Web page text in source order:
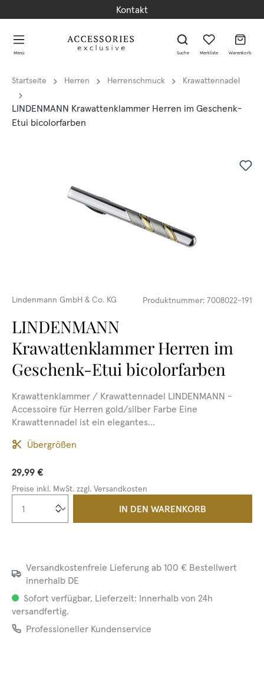
Kontakt
Menü Suche Merkliste Warenkorb
Startseite Herren Herrenschmuck Krawattennadel
LINDENMANN Krawattenklammer Herren im Geschenk-
Etui bicolorfarben
Lindenmann GmbH & Co. KG Produktnummer: 7008022-191
LINDENMANN
Krawattenklammer Herren im
Geschenk-Etui bicolorfarben
Krawattenklammer / Krawattennadel LINDENMANN -
Accessoire für Herren gold/silber Farbe Eine
Krawattennadel ist ein elegantes...
Übergrößen
29,99 €
Preise inkl. MwSt. zzgl. Versandkosten
Produkt Anzahl: Gib den
IN DEN WARENKORB
Versandkostenfreie Lieferung ab 100 € Bestellwert
innerhalb DE
Sofort verfügbar, Lieferzeit: Innerhalb von 24h
versandfertig.
Professioneller Kundenservice